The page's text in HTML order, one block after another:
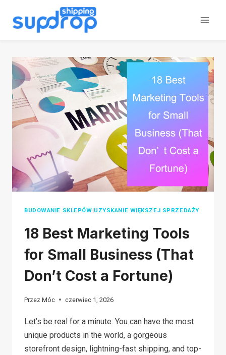
BUDOWANIE SKLEPÓW|UZYSKANIE WIĘKSZEJ SPRZEDAŻY
18 Best Marketing Tools
for Small Business (That
Don’t Cost a Fortune)
Przez Móc czerwiec 1, 2026
Let’s be real for a minute. You can have the most
unique products in the world, a gorgeous
storefront design, lightning-fast shipping, and top-